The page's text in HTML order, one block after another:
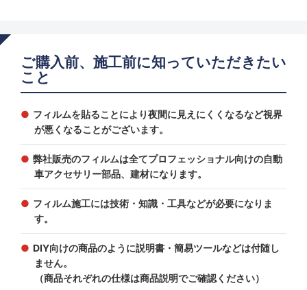
ご購入前、施工前に知っていただきたい
こと
フィルムを貼ることにより夜間に見えにくくなるなど視界
が悪くなることがございます。
弊社販売のフィルムは全てプロフェッショナル向けの自動
車アクセサリー部品、建材になります。
フィルム施工には技術・知識・工具などが必要になりま
す。
DIY向けの商品のように説明書・簡易ツールなどは付随し
ません。
（商品それぞれの仕様は商品説明でご確認ください）